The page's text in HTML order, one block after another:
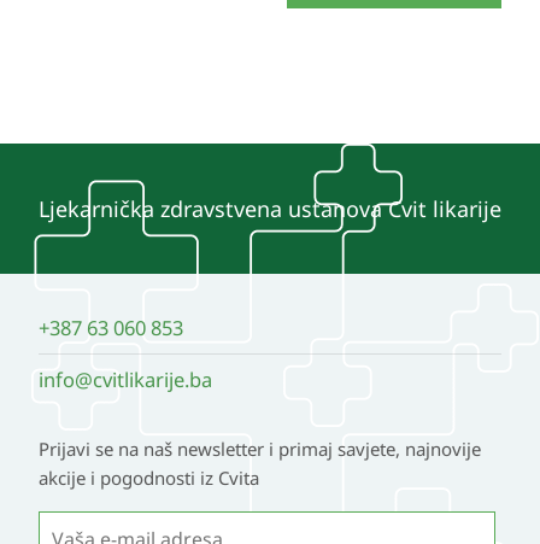
Ljekarnička zdravstvena ustanova Cvit likarije
+387 63 060 853
info@cvitlikarije.ba
Prijavi se na naš newsletter i primaj savjete, najnovije
akcije i pogodnosti iz Cvita